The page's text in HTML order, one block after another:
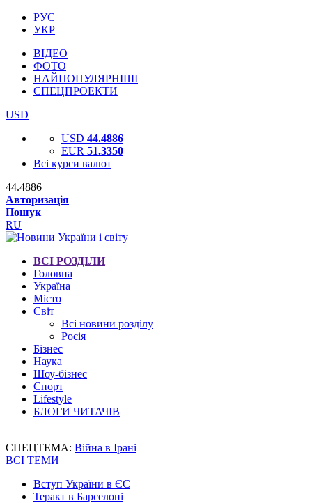
РУС
УКР
ВІДЕО
ФОТО
НАЙПОПУЛЯРНІШІ
СПЕЦПРОЕКТИ
USD
USD 44.4886
EUR 51.3350
Всі курси валют
44.4886
Авторизація
Пошук
RU
ВСІ РОЗДІЛИ
Головна
Україна
Місто
Світ
Всі новини розділу
Росія
Бізнес
Наука
Шоу-бізнес
Спорт
Lifestyle
БЛОГИ ЧИТАЧІВ
СПЕЦТЕМА: Війна в Ірані
ВСІ ТЕМИ
Вступ України в ЄС
Теракт в Барселоні